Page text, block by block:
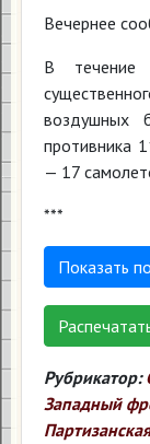
Вечернее
В течение
воздушных
противника
— 17
***
Показать
Рубрикатор:
Западный